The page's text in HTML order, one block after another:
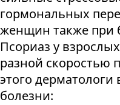
гормональных
женщин также при
Псориаз у
разной скоростью
этого
болезни: